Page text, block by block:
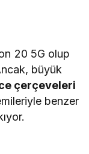
20 5G olup
büyük
çerçeveleri
benzer